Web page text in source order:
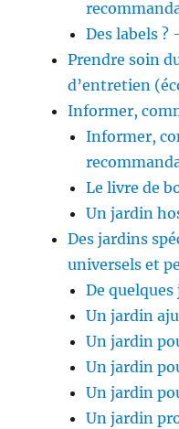
Des labels
Prendre soin
d’entretien
Informer,
Informer,
Le livre de
Un jardin
Des jardins
universels et
De
Un jardin
Un jardin
Un jardin
Un jardin
Un jardin